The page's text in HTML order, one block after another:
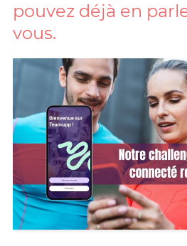
pouvez déjà en
vous.